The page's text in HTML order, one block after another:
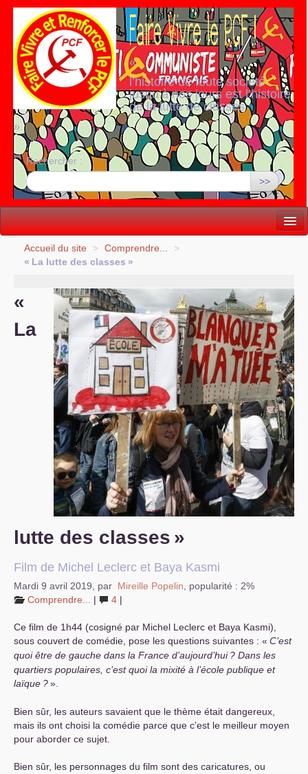
«
l’histoire de toute société
jusqu’à nos jours est l’histoire
de la lutte de classes
»
Rechercher :
>>
Vie politique
Internationale
S’organiser
Comprendre...
Vie du site
Accueil du site > Comprendre...
>
« La lutte des classes »
«
La
lutte des classes »
Film de Michel Leclerc et Baya Kasmi
Mardi 9 avril 2019 par Mireille Popelin
popularité : 2%
Comprendre...
| 4 |
Ce film de 1h44 (cosigné par Michel Leclerc et Baya Kasmi),
sous couvert de comédie, pose les questions suivantes : « C’est
quoi être de gauche dans la France d’aujourd’hui ? Dans les
quartiers populaires, c’est quoi la mixité à l’école publique et
laïque ?».
Bien sûr, les auteurs savaient que le thème était dangereux,
mais ils ont choisi la comédie parce que c’est le meilleur moyen
pour aborder ce sujet.
Bien sûr, les personnages du film sont des caricatures, ou